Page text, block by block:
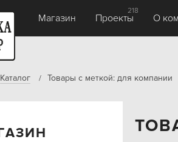
Магазин Проекты
218
О
Каталог Товары с меткой: для компании